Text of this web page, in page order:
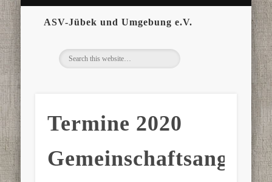
ASV-Jübek und Umgebung e.V.
Termine 2020
Gemeinschaftsangeln